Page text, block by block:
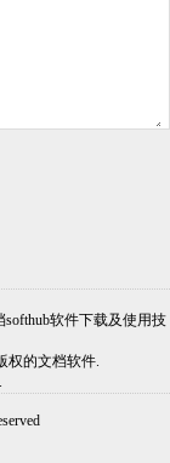
软件下载及使用技
权的文档软件.